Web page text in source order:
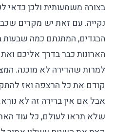
בצורה משמעותית ולכן
נקייה. עם זאת יש מקרים
הבגדים, המתנתם כמה שבעות
הארונות כבר בדרך אליכם
למרות שהדירה לא מוכנה.
קודם את כל הרצפה ואז
אבל אם אין ברירה זה לא
שלא תראו לעולם, כל עוד